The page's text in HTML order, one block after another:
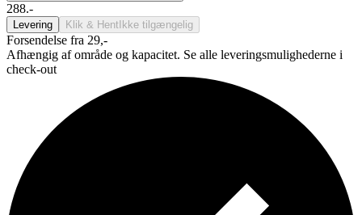
288.-
Levering Klik & Hent Ikke tilgængelig
Forsendelse fra 29,-
Afhængig af område og kapacitet. Se alle leveringsmulighederne i
check-out